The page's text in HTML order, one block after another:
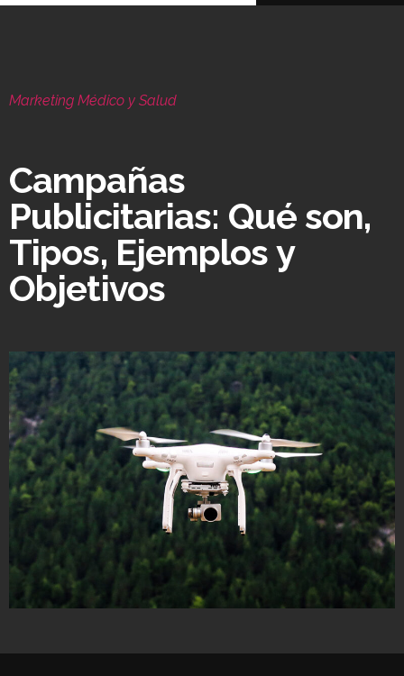
Marketing Médico y Salud
Campañas
Publicitarias: Qué son,
Tipos, Ejemplos y
Objetivos